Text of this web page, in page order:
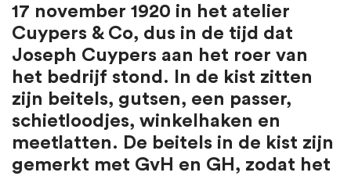
17 november 1920 in het atelier
Cuypers & Co, dus in de tijd dat
Joseph Cuypers aan het roer van
het bedrijf stond. In de kist zitten
zijn beitels, gutsen, een passer,
schietloodjes, winkelhaken en
meetlatten. De beitels in de kist zijn
gemerkt met GvH en GH, zodat het